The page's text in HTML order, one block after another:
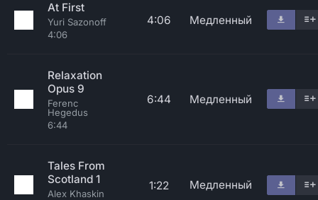
At First
Yuri Sazonoff
4:06
4:06 Медленный
Relaxation
Opus 9
Ferenc
Hegedus
6:44
6:44 Медленный
Tales From
Scotland 1
Alex Khaskin
1:22 Медленный